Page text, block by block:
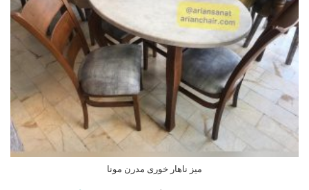
میز ناهار خوری مدرن مونا